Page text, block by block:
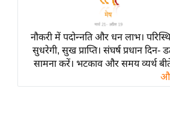
लाइफस्टाइल
टेक्नॉलॉजी
नौकरी में पदोन्नति और धन लाभ।
सुधरेगी, सुख प्राप्ति। संघर्ष प्रधान दिन-
सामना करें। भटकाव और समय व्यर्थ